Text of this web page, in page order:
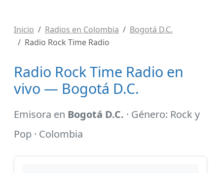
Inicio Radios en Colombia
Bogotá D.C.
Radio Rock Time Radio
Radio Rock Time Radio en
vivo — Bogotá D.C.
Emisora en Bogotá D.C. · Género: Rock y
Pop · Colombia